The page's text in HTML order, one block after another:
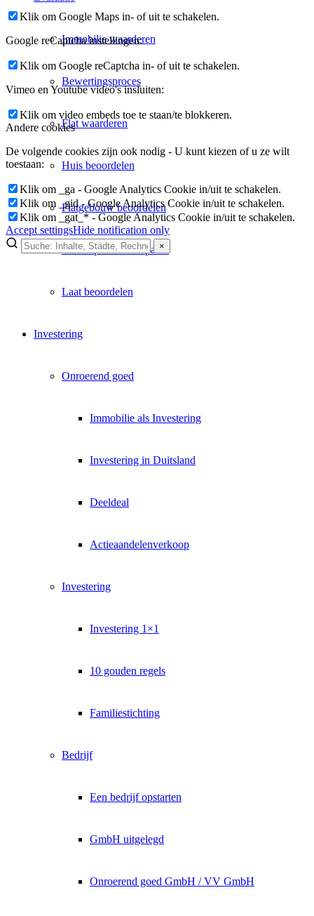
Immobilie waarderen
Bewertingsproces
Flat waarderen
Huis beoordelen
Flatgebouw beoordelen
Verkoopwaarde bepalen
Laat beoordelen
Investering
Onroerend goed
Immobilie als Investering
Investering in Duitsland
Deeldeal
Actieaandelenverkoop
Investering
Investering 1×1
10 gouden regels
Familiestichting
Bedrijf
Een bedrijf opstarten
GmbH uitgelegd
Onroerend goed GmbH / VV GmbH
Klik om Google Maps in- of uit te schakelen.
Google reCaptcha instellingen:
Klik om Google reCaptcha in- of uit te schakelen.
Vimeo en Youtube video's insluiten:
Klik om video embeds toe te staan/te blokkeren.
Andere cookies
De volgende cookies zijn ook nodig - U kunt kiezen of u ze wilt
toestaan:
Klik om _ga - Google Analytics Cookie in/uit te schakelen.
Klik om _gid - Google Analytics Cookie in/uit te schakelen.
Klik om _gat_* - Google Analytics Cookie in/uit te schakelen.
Accept settingsHide notification only
×
Lukinski Newsletter
Insights direkt ins Postfach.
Kein Spam. Jederzeit abmeldbar.